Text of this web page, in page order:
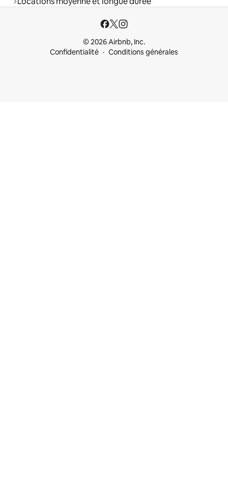
© 2026 Airbnb, Inc.
Confidentialité
Conditions générales